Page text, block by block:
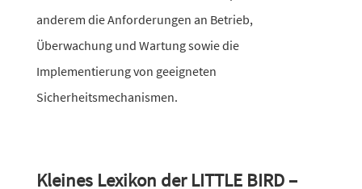
anderem die Anforderungen an Betrieb,
Überwachung und Wartung sowie die
Implementierung von geeig­neten
Sicherheitsmechanismen.
Kleines Lexikon der LITTLE BIRD –